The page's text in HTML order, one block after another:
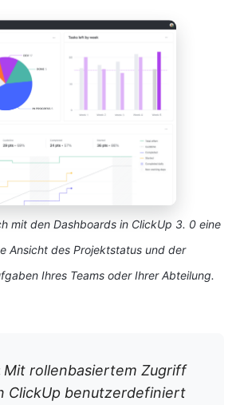
mit den Dashboards in ClickUp 3. 0 eine
Ansicht des Projektstatus und der
Ihres Teams oder Ihrer Abteilung.
Mit rollenbasiertem Zugriff
ClickUp benutzerdefiniert